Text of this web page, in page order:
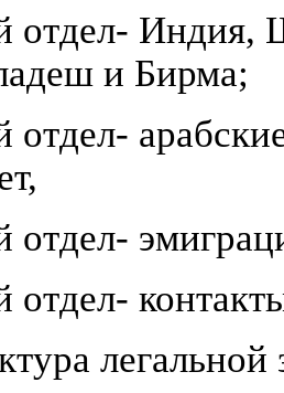
отдел- Индия,
и Бирма;
отдел-
отдел-
отдел-